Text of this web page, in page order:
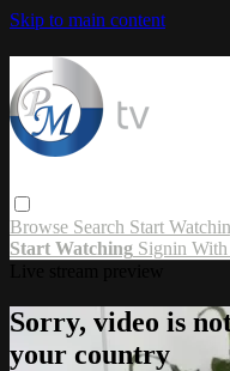
Skip to main content
Browse Search Start
Start Watching Signin With
Sorry, video is
your country